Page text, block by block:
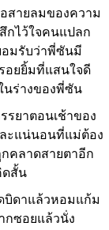
สายลมของความ
กไว้ใจคนแปลก
อมรับว่าพี่ซันมี
อยยิ้มที่แสนใจดี
นร่างของพี่ซัน
ยาตอนเช้าของ
ะแน่นอนที่แม่ต้อง
คลาดสายตาอีก
ดสั้น
ดาแล้วหอมแก้ม
กซอยแล้วนั่ง